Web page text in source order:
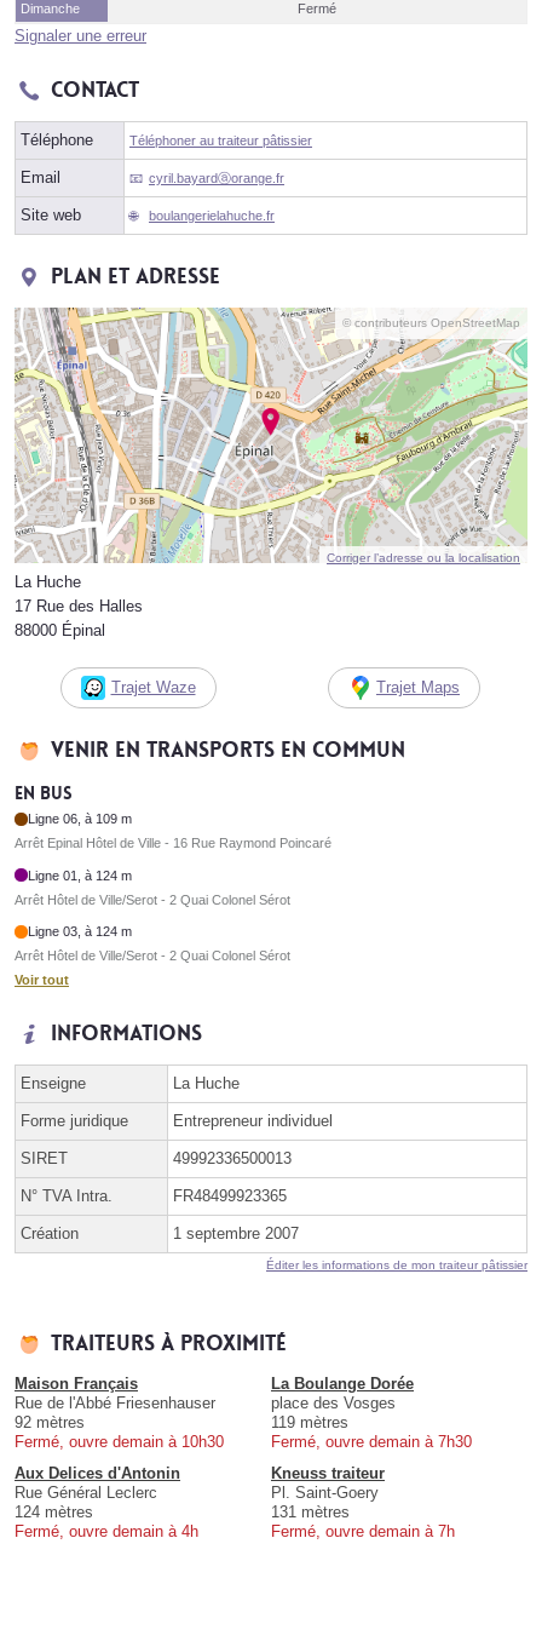
Dimanche
Fermé
Signaler une erreur
Contact
Téléphone Téléphoner au traiteur pâtissier
Email cyril.bayardⓐorange.fr
Site web boulangerielahuche.fr
Plan et adresse
© contributeurs OpenStreetMap
Corriger l’adresse ou la localisation
La Huche
17 Rue des Halles
88000 Épinal
Trajet Waze Trajet Maps
Venir en transports en commun
En bus
Ligne 06, à 109 m
Arrêt Epinal Hôtel de Ville - 16 Rue Raymond Poincaré
Ligne 01, à 124 m
Arrêt Hôtel de Ville/Serot - 2 Quai Colonel Sérot
Ligne 03, à 124 m
Arrêt Hôtel de Ville/Serot - 2 Quai Colonel Sérot
Voir tout
Informations
Enseigne La Huche
Forme juridique Entrepreneur individuel
SIRET 49992336500013
N° TVA Intra. FR48499923365
Création 1 septembre 2007
Éditer les informations de mon traiteur pâtissier
Traiteurs à proximité
Maison Français
Rue de l'Abbé Friesenhauser
92 mètres
Fermé, ouvre demain à 10h30
La Boulange Dorée
place des Vosges
119 mètres
Fermé, ouvre demain à 7h30
Aux Delices d'Antonin
Rue Général Leclerc
124 mètres
Fermé, ouvre demain à 4h
Kneuss traiteur
Pl. Saint-Goery
131 mètres
Fermé, ouvre demain à 7h